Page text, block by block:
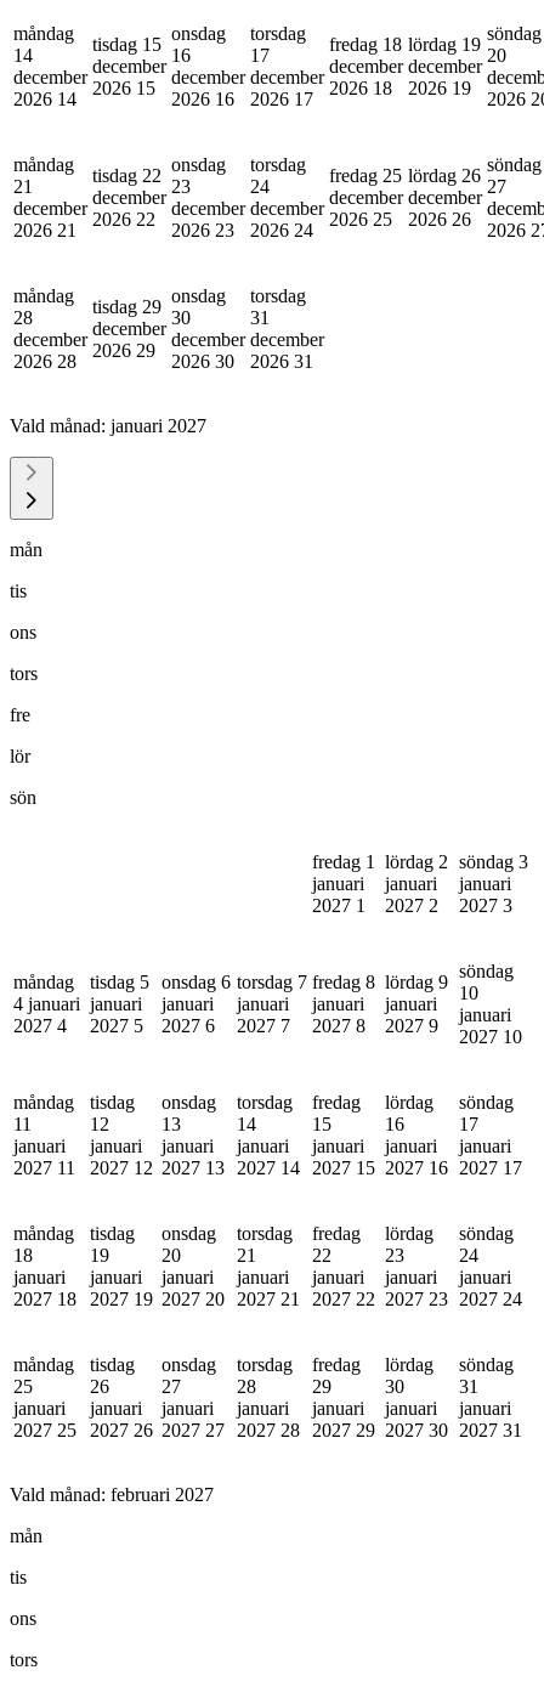
måndag
14
december
2026 14
tisdag 15
december
2026 15
onsdag
16
december
2026 16
torsdag
17
december
2026 17
fredag 18
december
2026 18
lördag 19
december
2026 19
söndag
20
2026
måndag
21
december
2026 21
tisdag 22
december
2026 22
onsdag
23
december
2026 23
torsdag
24
december
2026 24
fredag 25
december
2026 25
lördag 26
december
2026 26
söndag
27
2026
måndag
28
december
2026 28
tisdag 29
december
2026 29
onsdag
30
december
2026 30
torsdag
31
december
2026 31
Vald månad: januari 2027
mån
tis
ons
tors
fre
lör
sön
fredag 1
januari
2027 1
lördag 2
januari
2027 2
söndag 3
januari
2027 3
måndag
4 januari
2027 4
tisdag 5
januari
2027 5
onsdag 6
januari
2027 6
torsdag 7
januari
2027 7
fredag 8
januari
2027 8
lördag 9
januari
2027 9
söndag
10
januari
2027 10
måndag
11
januari
2027 11
tisdag
12
januari
2027 12
onsdag
13
januari
2027 13
torsdag
14
januari
2027 14
fredag
15
januari
2027 15
lördag
16
januari
2027 16
söndag
17
januari
2027 17
måndag
18
januari
2027 18
tisdag
19
januari
2027 19
onsdag
20
januari
2027 20
torsdag
21
januari
2027 21
fredag
22
januari
2027 22
lördag
23
januari
2027 23
söndag
24
januari
2027 24
måndag
25
januari
2027 25
tisdag
26
januari
2027 26
onsdag
27
januari
2027 27
torsdag
28
januari
2027 28
fredag
29
januari
2027 29
lördag
30
januari
2027 30
söndag
31
januari
2027 31
Vald månad: februari 2027
mån
tis
ons
tors